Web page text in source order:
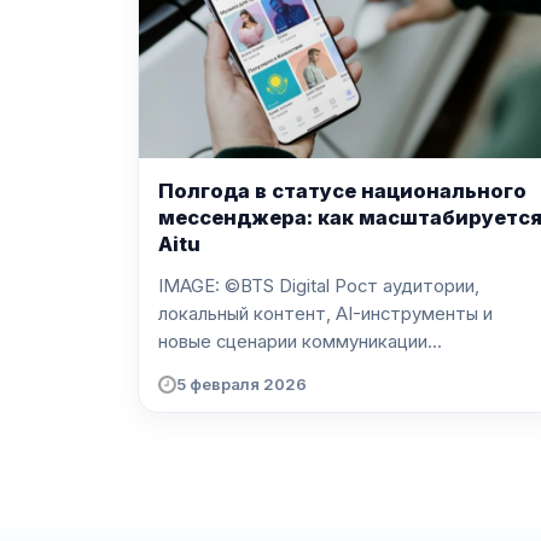
Полгода в статусе национального
мессенджера: как масштабируется
Aitu
IMAGE: ©BTS Digital Рост аудитории,
локальный контент, AI-инструменты и
новые сценарии коммуникации...
5 февраля 2026